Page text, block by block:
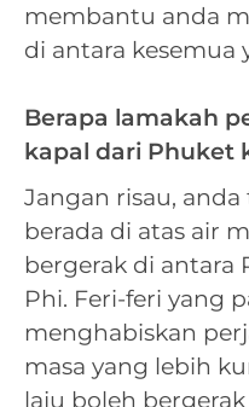
membantu anda
di antara kesemua
Berapa lamakah
kapal dari Phuket
Jangan risau,
berada di atas air
bergerak di antara
Phi. Feri-feri yang
menghabiskan
masa yang lebih
laju boleh